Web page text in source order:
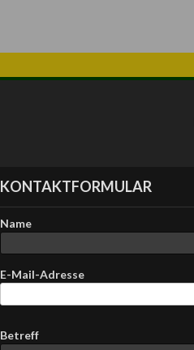
KONTAKTFORMULAR
Name
E-Mail-Adresse
i
Betreff